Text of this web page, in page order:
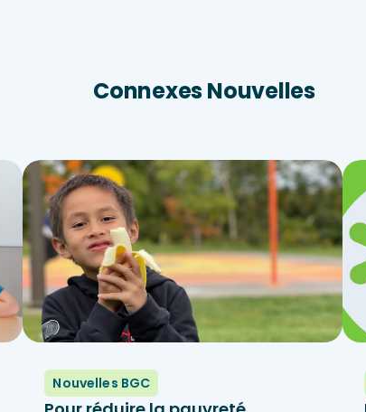
Connexes Nouvelles
Nouvelles BGC